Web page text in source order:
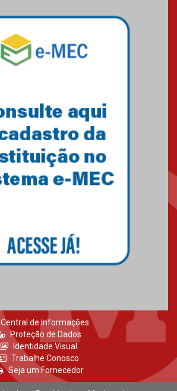
Central de Informações
Proteção de Dados
Identidade Visual
Trabalhe Conosco
Seja um Fornecedor